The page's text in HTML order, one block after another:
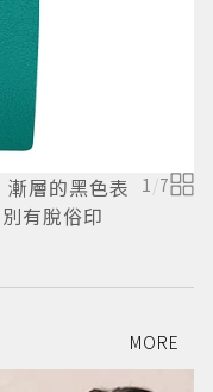
層的黑色表
有脫俗印
1/7
MORE